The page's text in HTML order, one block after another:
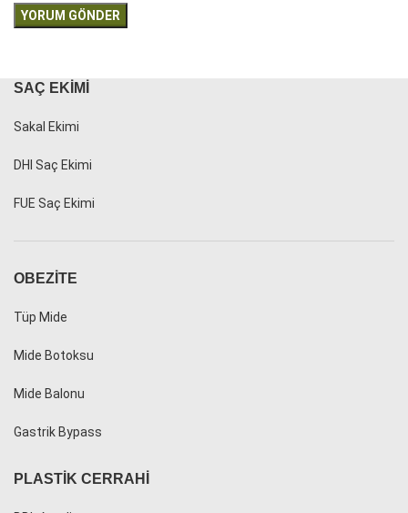
SAÇ EKIMI
Sakal Ekimi
DHI Saç Ekimi
FUE Saç Ekimi
OBEZITE
Tüp Mide
Mide Botoksu
Mide Balonu
Gastrik Bypass
PLASTIK CERRAHI